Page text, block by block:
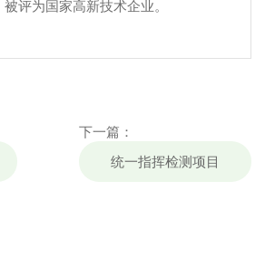
评为国家高新技术企业。
下一篇：
统一指挥检测项目